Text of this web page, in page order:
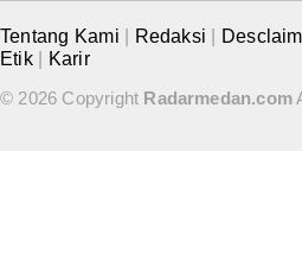
Tentang Kami Redaksi
Etik
Karir
© 2026 Copyright Radarmedan.com